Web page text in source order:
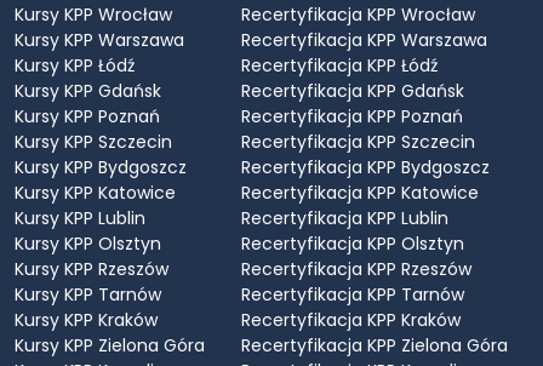
Kursy KPP Wrocław
Kursy KPP Warszawa
Kursy KPP Łódź
Kursy KPP Gdańsk
Kursy KPP Poznań
Kursy KPP Szczecin
Kursy KPP Bydgoszcz
Kursy KPP Katowice
Kursy KPP Lublin
Kursy KPP Olsztyn
Kursy KPP Rzeszów
Kursy KPP Tarnów
Kursy KPP Kraków
Kursy KPP Zielona Góra
Recertyfikacja KPP Wrocław
Recertyfikacja KPP Warszawa
Recertyfikacja KPP Łódź
Recertyfikacja KPP Gdańsk
Recertyfikacja KPP Poznań
Recertyfikacja KPP Szczecin
Recertyfikacja KPP Bydgoszcz
Recertyfikacja KPP Katowice
Recertyfikacja KPP Lublin
Recertyfikacja KPP Olsztyn
Recertyfikacja KPP Rzeszów
Recertyfikacja KPP Tarnów
Recertyfikacja KPP Kraków
Recertyfikacja KPP Zielona Góra